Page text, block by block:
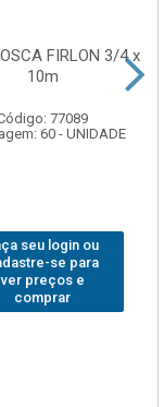
FIRLON 3/4 x
10m
77089
60 - UNIDADE
seu login ou
se para
ver preços e
comprar